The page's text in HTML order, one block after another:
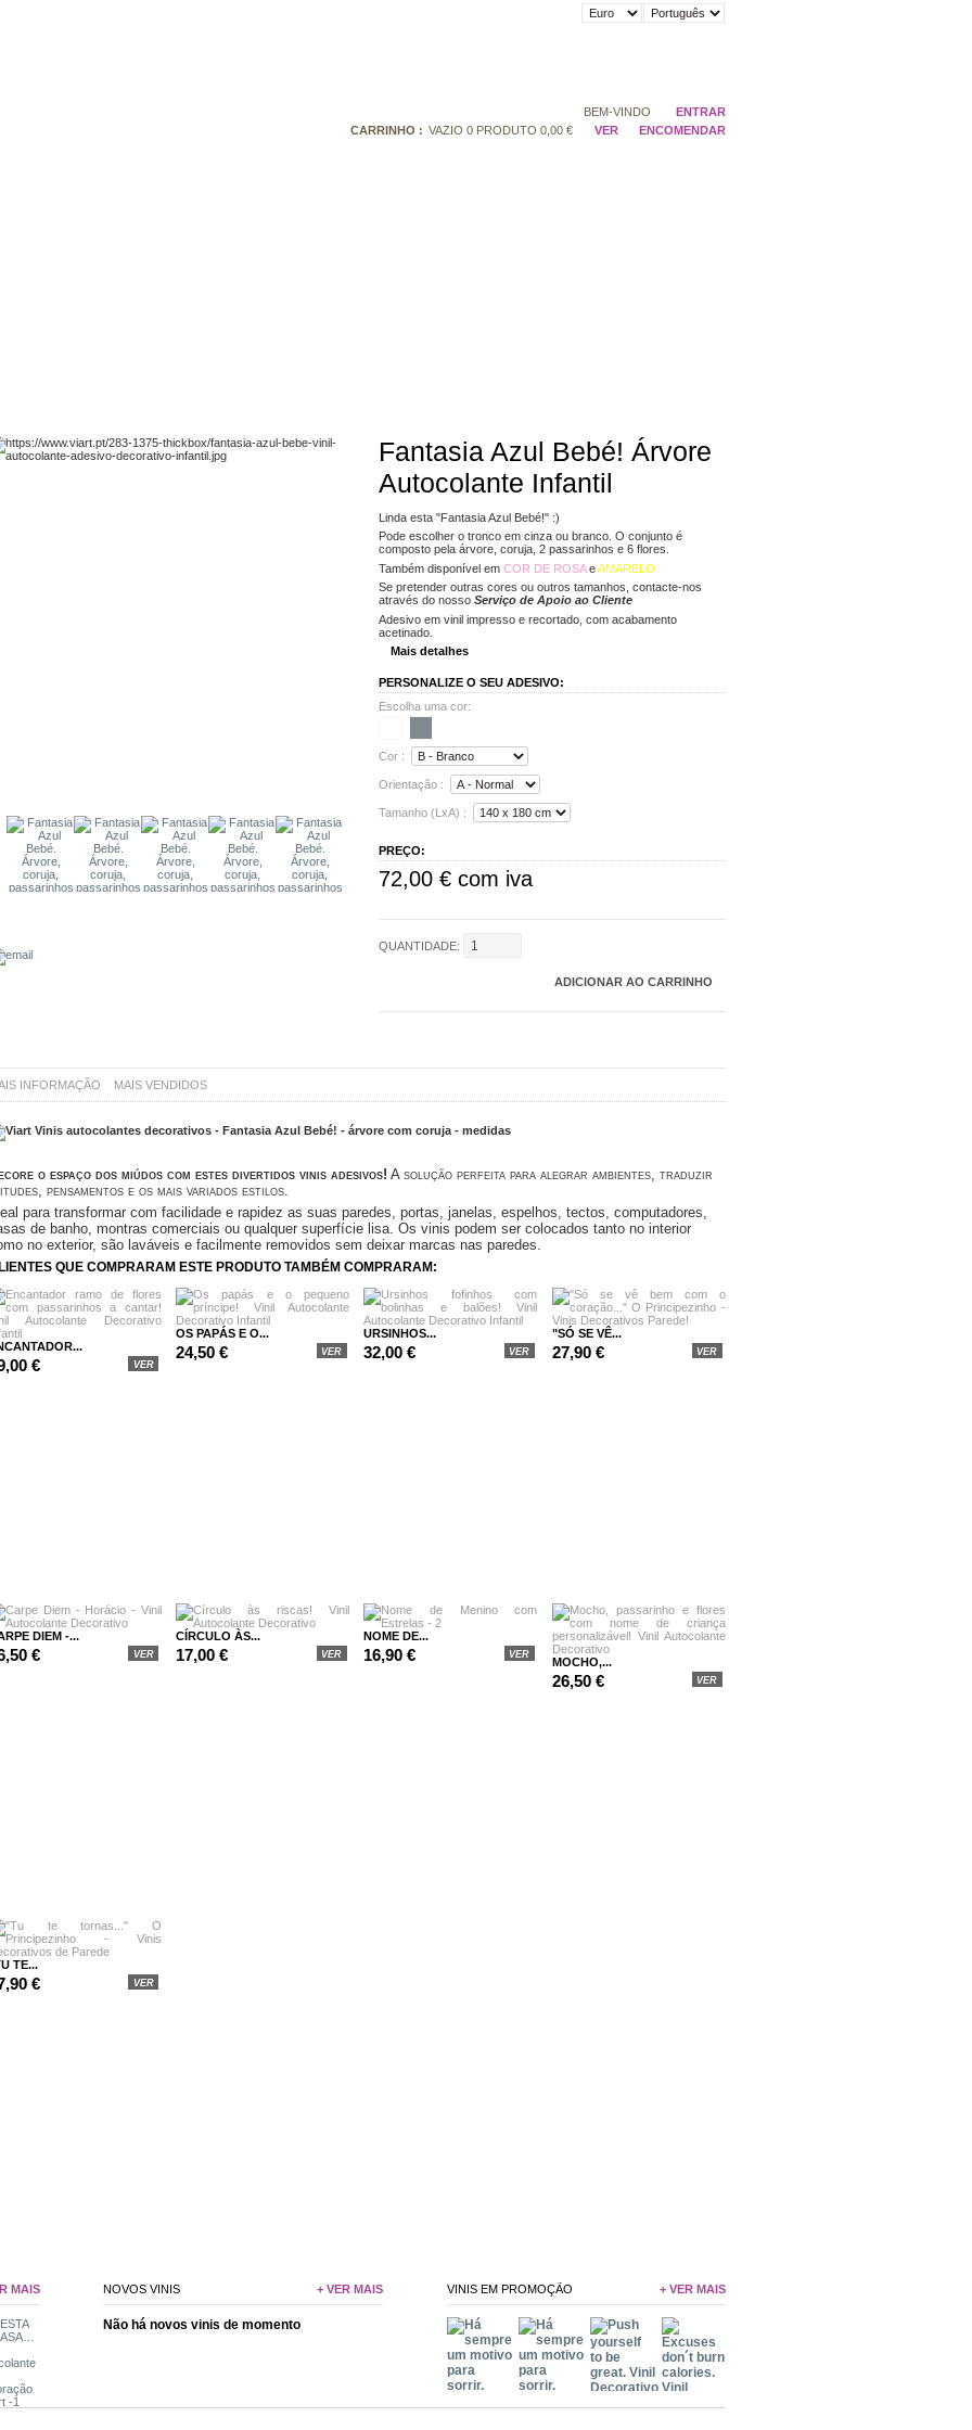
BEM-VINDO
ENTRAR
CARRINHO : VAZIO 0 PRODUTO0,00 € VER ENCOMENDAR
Fantasia Azul Bebé! Árvore
Autocolante Infantil
Linda esta "Fantasia Azul Bebé!" :)
Pode escolher o tronco em cinza ou branco. O conjunto é
composto pela árvore, coruja, 2 passarinhos e 6 flores.
Também disponível em COR DE ROSAeAMARELO
Se pretender outras cores ou outros tamanhos, contacte-nos
através do nosso Serviço de Apoio ao Cliente
Adesivo em vinil impresso e recortado, com acabamento
acetinado.
Mais detalhes
PERSONALIZE O SEU ADESIVO:
Escolha uma cor:
Cor :
Orientação :
Tamanho (LxA) :
PREÇO:
72,00 € com iva
QUANTIDADE:
INFORMAÇÃO MAIS VENDIDOS
o espaço dos miúdos com estes divertidos vinis adesivos! A solução perfeita para alegrar ambientes, traduzir
pensamentos e os mais variados estilos.
para transformar com facilidade e rapidez as suas paredes, portas, janelas, espelhos, tectos, computadores,
de banho, montras comerciais ou qualquer superfície lisa. Os vinis podem ser colocados tanto no interior
no exterior, são laváveis e facilmente removidos sem deixar marcas nas paredes.
QUE COMPRARAM ESTE PRODUTO TAMBÉM COMPRARAM:
€ VER
OS PAPÁS E O...
24,50 € VER
URSINHOS...
32,00 € VER
"SÓ SE VÊ...
27,90 € VER
DIEM -...
€ VER
CÍRCULO ÀS...
17,00 € VER
NOME DE...
16,90 € VER
MOCHO,...
26,50 € VER
TE...
€ VER
MAIS NOVOS VINIS + VER MAIS
Não há novos vinis de momento
VINIS EM PROMOÇÃO + VER MAIS